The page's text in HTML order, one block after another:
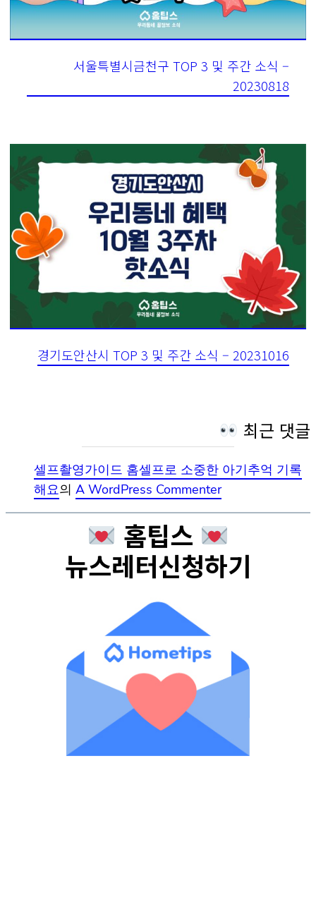
서울특별시금천구 TOP 3 및 주간 소식 –
20230818
경기도안산시 TOP 3 및 주간 소식 – 20231016
최근 댓글
셀프촬영가이드 홈셀프로 소중한 아기추억 기록
해요의 A WordPress Commenter
홈팁스
뉴스레터신청하기